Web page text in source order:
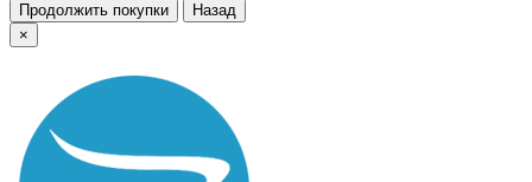
Продолжить покупки
Назад
×